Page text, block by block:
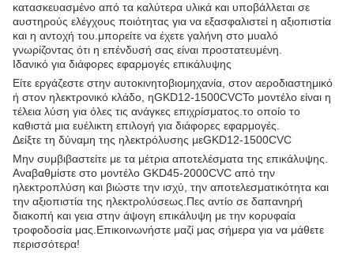
κατασκευασμένο από τα καλύτερα υλικά και υποβάλλεται σε
αυστηρούς ελέγχους ποιότητας για να εξασφαλιστεί η αξιοπιστία
και η αντοχή του.μπορείτε να έχετε γαλήνη στο μυαλό
γνωρίζοντας ότι η επένδυσή σας είναι προστατευμένη.
Ιδανικό για διάφορες εφαρμογές επικάλυψης
Είτε εργάζεστε στην αυτοκινητοβιομηχανία, στον αεροδιαστημικό
ή στον ηλεκτρονικό κλάδο, ηGKD12-1500CVCΤο μοντέλο είναι η
τέλεια λύση για όλες τις ανάγκες επιχρίσματος.το οποίο το
καθιστά μια ευέλικτη επιλογή για διάφορες εφαρμογές.
Δείξτε τη δύναμη της ηλεκτρόλυσης μεGKD12-1500CVC
Μην συμβιβαστείτε με τα μέτρια αποτελέσματα της επικάλυψης.
Αναβαθμίστε στο μοντέλο GKD45-2000CVC από την
ηλεκτροπλύση και βιώστε την ισχύ, την αποτελεσματικότητα και
την αξιοπιστία της ηλεκτρολύσεως.Πες αντίο σε δαπανηρή
διακοπή και γεια στην άψογη επικάλυψη με την κορυφαία
τροφοδοσία μας.Επικοινωνήστε μαζί μας σήμερα για να μάθετε
περισσότερα!